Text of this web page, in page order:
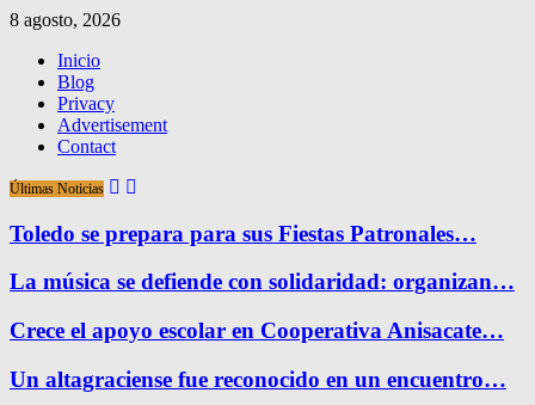
8 agosto, 2026
Inicio
Blog
Privacy
Advertisement
Contact
Últimas Noticias
Toledo se prepara para sus Fiestas Patronales…
La música se defiende con solidaridad: organizan…
Crece el apoyo escolar en Cooperativa Anisacate…
Un altagraciense fue reconocido en un encuentro…